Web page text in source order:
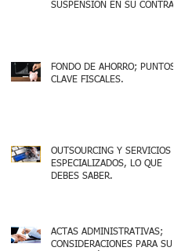
SUSPENSIÓN EN SU CONTRA
FONDO DE AHORRO; PUNTOS
CLAVE FISCALES.
OUTSOURCING Y SERVICIOS
ESPECIALIZADOS, LO QUE
DEBES SABER.
ACTAS ADMINISTRATIVAS;
CONSIDERACIONES PARA SU